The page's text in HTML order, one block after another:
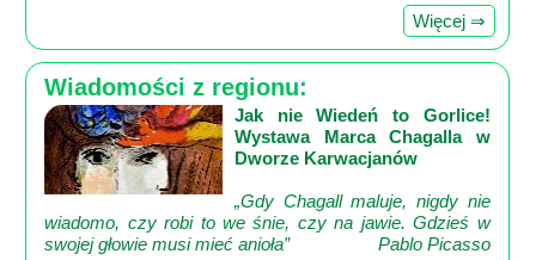
Więcej ⇒
Wiadomości z regionu:
Jak nie Wiedeń to Gorlice!
Wystawa Marca Chagalla w
Dworze Karwacjanów
„Gdy Chagall maluje, nigdy nie
wiadomo, czy robi to we śnie, czy na jawie. Gdzieś w
swojej głowie musi mieć anioła”
Pablo Picasso